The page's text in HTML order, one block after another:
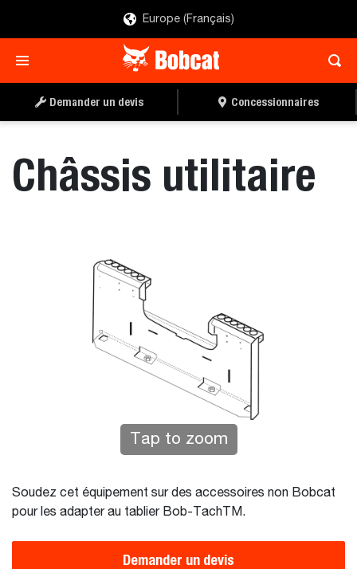
Europe (Français)
Demander un devis Concessionnaires
Châssis utilitaire
Tap to zoom
Soudez cet équipement sur des accessoires non Bobcat
pour les adapter au tablier Bob-TachTM.
Demander un devis
DEMANDER UN DEVIS CONCESSIONNAIRE